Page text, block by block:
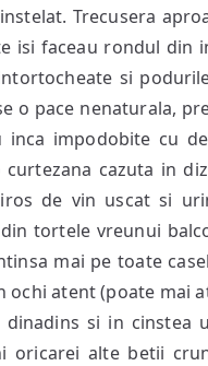
Trecusera
isi faceau rondul din
si
o pace nenaturala,
impodobite cu
curtezana cazuta in
de vin uscat si
tortele vreunui
mai pe toate
atent (poate mai
si in cinstea
oricarei alte betii